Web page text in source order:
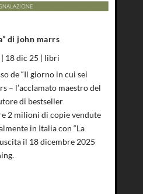
di john marrs
| 18 dic 25 | libri
de “Il giorno in cui sei
– l’acclamato maestro del
di bestseller
2 milioni di copie vendute
in Italia con “La
il 18 dicembre 2025